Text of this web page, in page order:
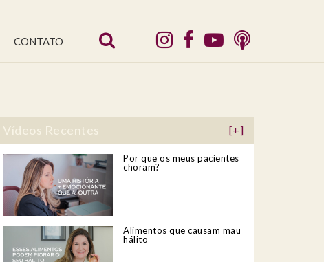
CONTATO
Vídeos Recentes [+]
Por que os meus pacientes
choram?
Alimentos que causam mau
hálito